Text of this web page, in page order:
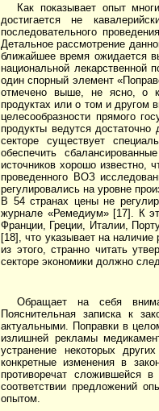
Как показывает опыт
достигается не
последовательного
Детальное рассмотрение
ближайшее время ожидается
национальной лекарственной
один спорный элемент
отмечено выше, не ясно, о
продуктах или о том и другом
целесообразности прямого
продукты ведутся
секторе существует
обеспечить
источников хорошо известно,
проведенного ВОЗ
регулировались на уровне
В 54 странах цены не
журнале «Ремедиум» [17]. К
Франции, Греции, Италии,
[18], что указывает на
из этого, странно читать
секторе экономики должно
Обращает на себя
Пояснительная записка к
актуальными. Поправки в
излишней рекламы
устранение некоторых
конкретные изменения в
противоречат сложившейся
соответствии предложений
опытом.